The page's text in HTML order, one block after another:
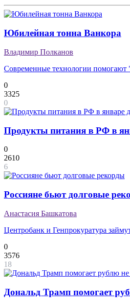
Юбилейная тонна Ванкора
Владимир Полканов
Современные технологии помогают
0
3325
0
Продукты питания в РФ в
0
2610
6
Россияне бьют долговые
Анастасия Башкатова
Центробанк и Генпрокуратура
0
3576
18
Дональд Трамп помогает